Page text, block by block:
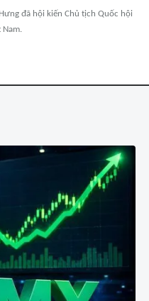
đã hội kiến Chủ tịch Quốc hội
Nam.